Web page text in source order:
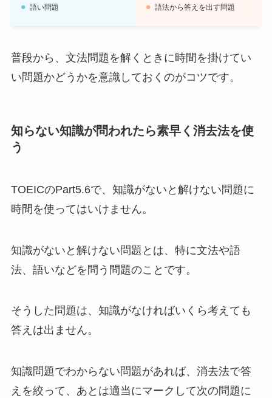
語い問題
語法から答えを出す問題
普段から、文法問題を解くときに時間を掛けてい
い問題かどうかを意識しておくのがコツです。
知らない知識が問われたら素早く消去法を使
う
TOEICのPart5.6で、知識がないと解けない問題に
時間を使ってはいけません。
知識がないと解けない問題とは、特に文法や語
法、語いなどを問う問題のことです。
そうした問題は、知識がなければいくら考えても
答えは出ません。
知識問題でわからない問題があれば、消去法で答
えを絞って、あとは適当にマークして次の問題に